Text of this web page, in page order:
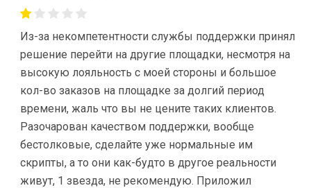
Из-за некомпетентности службы поддержки принял
решение перейти на другие площадки, несмотря на
высокую лояльность с моей стороны и большое
кол-во заказов на площадке за долгий период
времени, жаль что вы не цените таких клиентов.
Разочарован качеством поддержки, вообще
бестолковые, сделайте уже нормальные им
скрипты, а то они как-будто в другое реальности
живут, 1 звезда, не рекомендую. Приложил